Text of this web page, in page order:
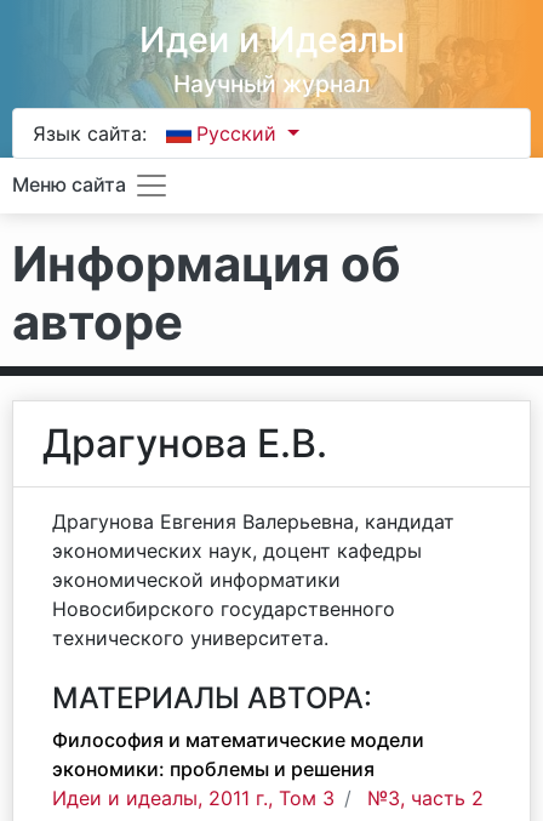
Идеи и Идеалы
Научный журнал
Язык сайта: Русский
Меню сайта
Информация об
авторе
Драгунова Е.В.
Драгунова Евгения Валерьевна, кандидат
экономических наук, доцент кафедры
экономической информатики
Новосибирского государственного
технического университета.
МАТЕРИАЛЫ АВТОРА:
Философия и математические модели
экономики: проблемы и решения
Идеи и идеалы, 2011 г., Том 3
№3, часть 2